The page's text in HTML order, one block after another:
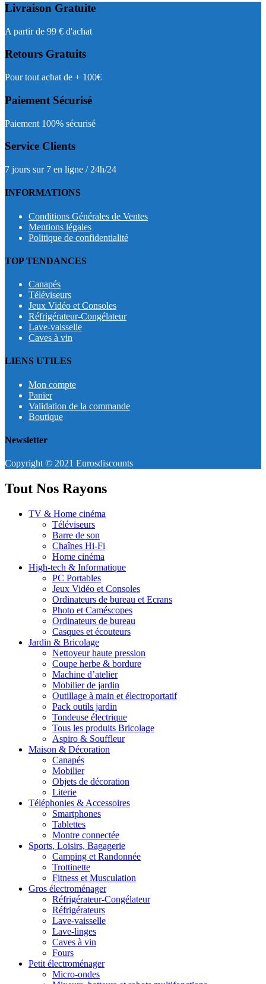
Livraison Gratuite
A partir de 99 € d'achat
Retours Gratuits
Pour tout achat de + 100€
Paiement Sécurisé
Paiement 100% sécurisé
Service Clients
7 jours sur 7 en ligne / 24h/24
INFORMATIONS
Conditions Générales de Ventes
Mentions légales
Politique de confidentialité
TOP TENDANCES
Canapés
Téléviseurs
Jeux Vidéo et Consoles
Réfrigérateur-Congélateur
Lave-vaisselle
Caves à vin
LIENS UTILES
Mon compte
Panier
Validation de la commande
Boutique
Newsletter
Copyright © 2021 Eurosdiscounts
Tout Nos Rayons
TV & Home cinéma
Téléviseurs
Barre de son
Chaînes Hi-Fi
Home cinéma
High-tech & Informatique
PC Portables
Jeux Vidéo et Consoles
Ordinateurs de bureau et Ecrans
Photo et Caméscopes
Ordinateurs de bureau
Casques et écouteurs
Jardin & Bricolage
Nettoyeur haute pression
Coupe herbe & bordure
Machine d’atelier
Mobilier de jardin
Outillage à main et électroportatif
Pack outils jardin
Tondeuse électrique
Tous les produits Bricolage
Aspiro & Souffleur
Maison & Décoration
Canapés
Mobilier
Objets de décoration
Literie
Téléphonies & Accessoires
Smartphones
Tablettes
Montre connectée
Sports, Loisirs, Bagagerie
Camping et Randonnée
Trottinette
Fitness et Musculation
Gros électroménager
Réfrigérateur-Congélateur
Réfrigérateurs
Lave-vaisselle
Lave-linges
Caves à vin
Fours
Petit électroménager
Micro-ondes